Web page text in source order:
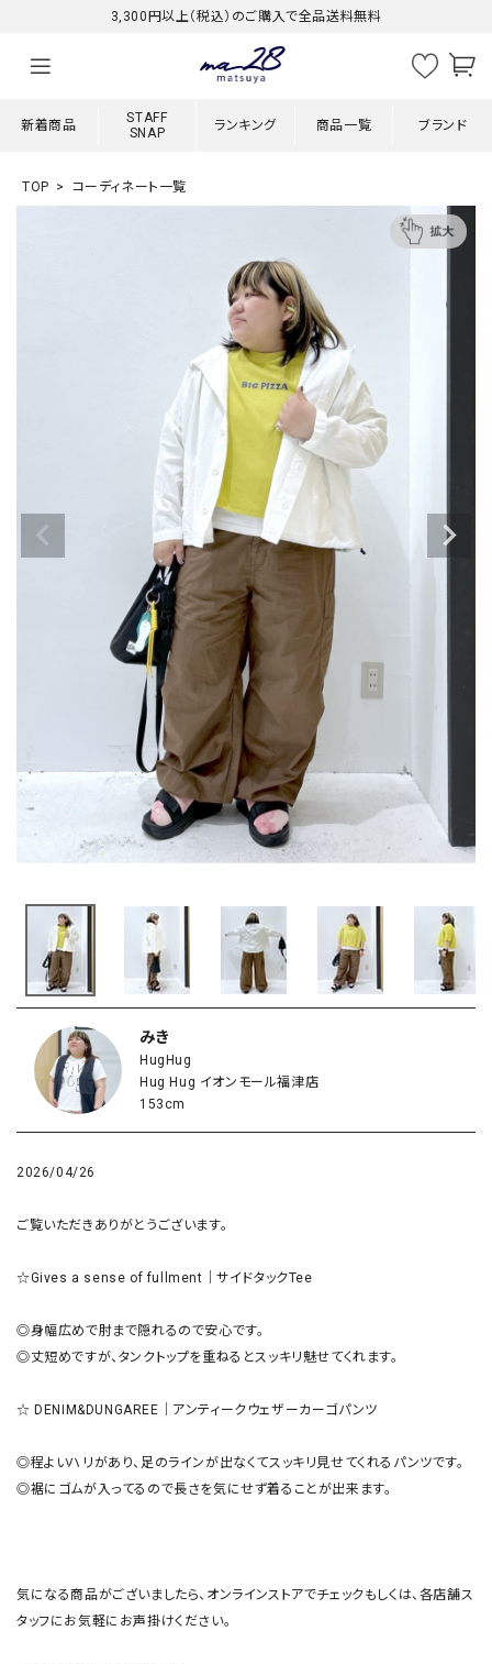
3,300円以上（税込）のご購入で全品送料無料
新着商品
STAFF
SNAP
ランキング 商品一覧 ブランド
TOP コーディネート一覧
みき
HugHug
Hug Hug イオンモール福津店
153cm
2026/04/26
ご覧いただきありがとうございます。
☆Gives a sense of fullment｜サイドタックTee
◎身幅広めで肘まで隠れるので安心です。
◎丈短めですが、タンクトップを重ねるとスッキリ魅せてくれます。
☆ DENIM&DUNGAREE｜アンティークウェザーカーゴパンツ
◎程よいハリがあり、足のラインが出なくてスッキリ見せてくれるパンツです。
◎裾にゴムが入ってるので長さを気にせず着ることが出来ます。
気になる商品がございましたら、オンラインストアでチェックもしくは、各店舗ス
タッフにお気軽にお声掛けください。